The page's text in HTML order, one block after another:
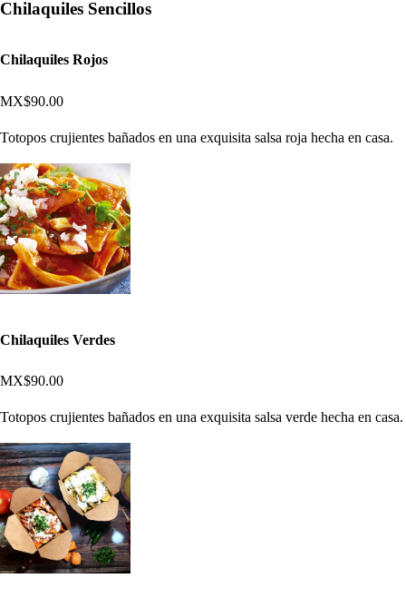
Chilaquiles Sencillos
Chilaquiles Rojos
MX$90.00
Totopos crujientes bañados en una exquisita salsa roja hecha en casa.
Chilaquiles Verdes
MX$90.00
Totopos crujientes bañados en una exquisita salsa verde hecha en casa.